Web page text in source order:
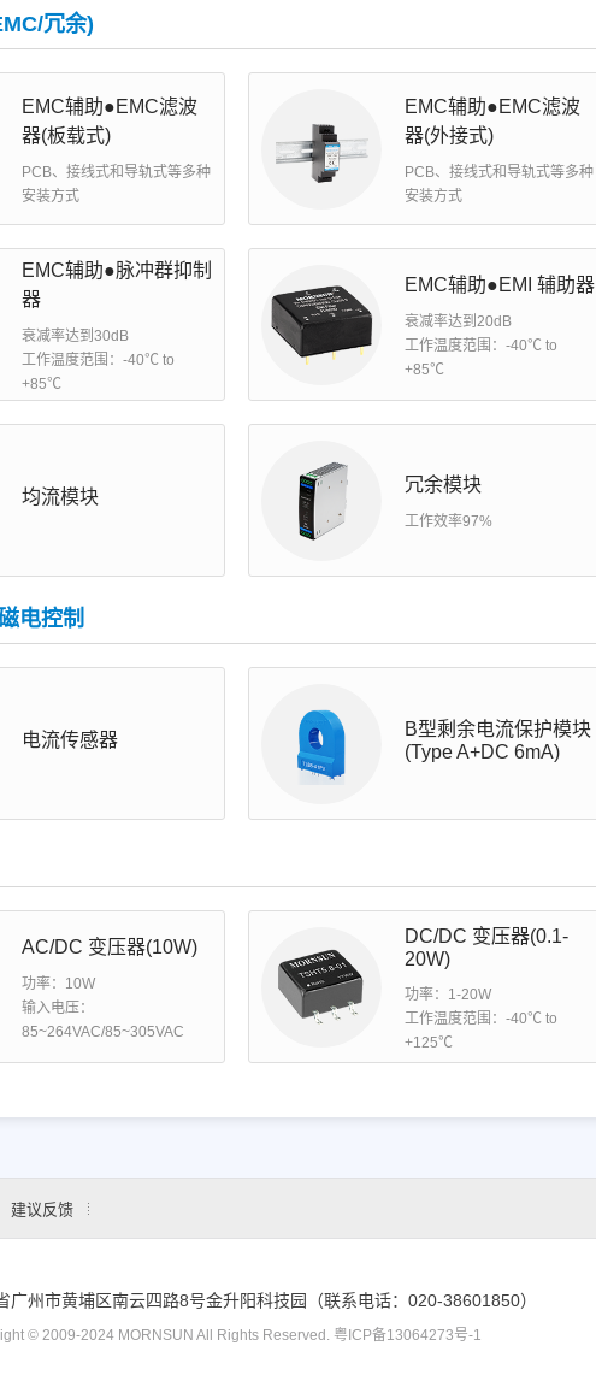
冗余)
EMC辅助●EMC滤波
器(板载式)
PCB、接线式和导轨式等多种
安装方式
EMC辅助●EMC滤波
器(外接式)
PCB、接线式和导轨式等多种
安装方式
EMC辅助●脉冲群抑制
器
衰减率达到30dB
工作温度范围：-40℃ to
+85℃
EMC辅助●EMI 辅助器
衰减率达到20dB
工作温度范围：-40℃ to
+85℃
均流模块
冗余模块
工作效率97%
电控制
电流传感器
B型剩余电流保护模块
(Type A+DC 6mA)
AC/DC 变压器(10W)
功率：10W
输入电压：
85~264VAC/85~305VAC
DC/DC 变压器(0.1-
20W)
功率：1-20W
工作温度范围：-40℃ to
+125℃
建议反馈
广州市黄埔区南云四路8号金升阳科技园（联系电话：020-38601850）
© 2009-2024 MORNSUN All Rights Reserved. 粤ICP备13064273号-1